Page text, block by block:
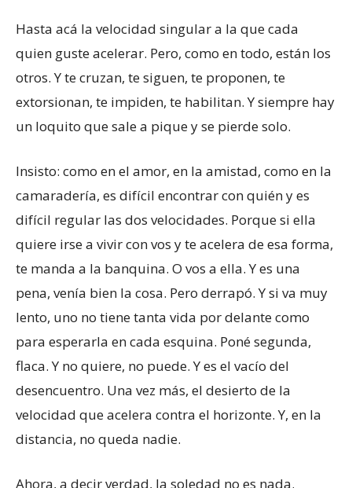
Hasta acá la velocidad singular a la que cada
quien guste acelerar. Pero, como en todo, están los
otros. Y te cruzan, te siguen, te proponen, te
extorsionan, te impiden, te habilitan. Y siempre hay
un loquito que sale a pique y se pierde solo.
Insisto: como en el amor, en la amistad, como en la
camaradería, es difícil encontrar con quién y es
difícil regular las dos velocidades. Porque si ella
quiere irse a vivir con vos y te acelera de esa forma,
te manda a la banquina. O vos a ella. Y es una
pena, venía bien la cosa. Pero derrapó. Y si va muy
lento, uno no tiene tanta vida por delante como
para esperarla en cada esquina. Poné segunda,
flaca. Y no quiere, no puede. Y es el vacío del
desencuentro. Una vez más, el desierto de la
velocidad que acelera contra el horizonte. Y, en la
distancia, no queda nadie.
Ahora, a decir verdad, la soledad no es nada.